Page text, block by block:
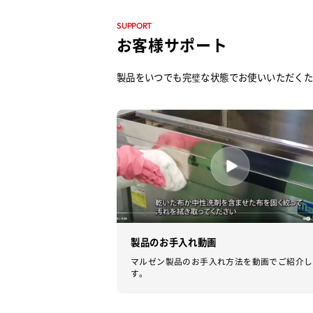
SUPPORT
お客様サポート
製品をいつでも完璧な状態でお使いいただく
製品のお手入れ動画
マルゼン製品のお手入れ方法を動画でご紹介
す。